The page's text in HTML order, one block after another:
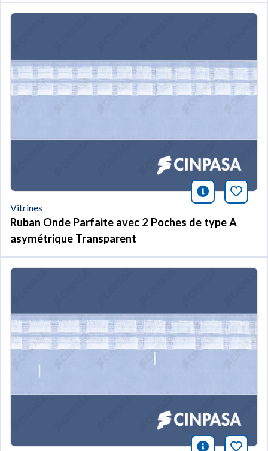
icono
Vitrines
Ruban Onde Parfaite avec 2 Poches de type A
asymétrique Transparent